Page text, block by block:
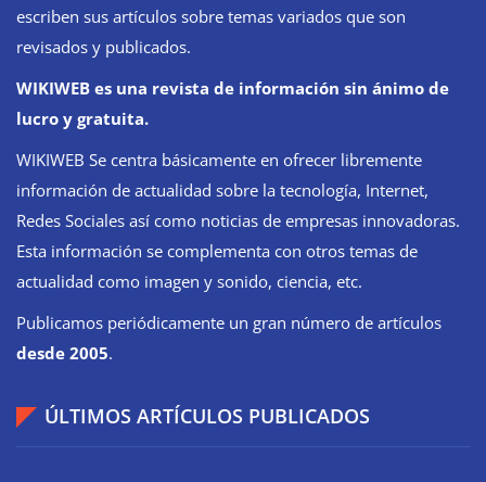
escriben sus artículos sobre temas variados que son
revisados y publicados.
WIKIWEB es una revista de información sin ánimo de
lucro y gratuita.
WIKIWEB Se centra básicamente en ofrecer libremente
información de actualidad sobre la tecnología, Internet,
Redes Sociales así como noticias de empresas innovadoras.
Esta información se complementa con otros temas de
actualidad como imagen y sonido, ciencia, etc.
Publicamos periódicamente un gran número de artículos
desde 2005.
ÚLTIMOS ARTÍCULOS PUBLICADOS